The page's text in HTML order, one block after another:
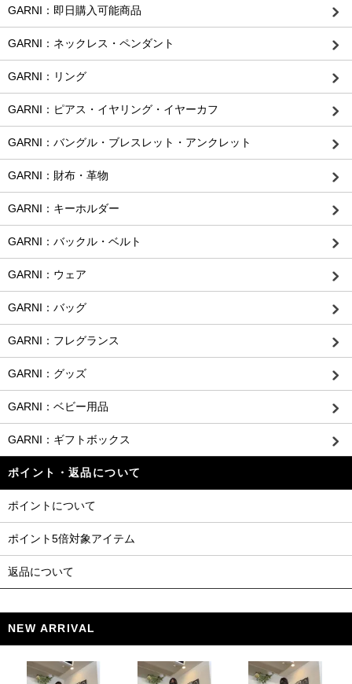
GARNI：即日購入可能商品
GARNI：ネックレス・ペンダント
GARNI：リング
GARNI：ピアス・イヤリング・イヤーカフ
GARNI：バングル・ブレスレット・アンクレット
GARNI：財布・革物
GARNI：キーホルダー
GARNI：バックル・ベルト
GARNI：ウェア
GARNI：バッグ
GARNI：フレグランス
GARNI：グッズ
GARNI：ベビー用品
GARNI：ギフトボックス
ポイント・返品について
ポイントについて
ポイント5倍対象アイテム
返品について
NEW ARRIVAL